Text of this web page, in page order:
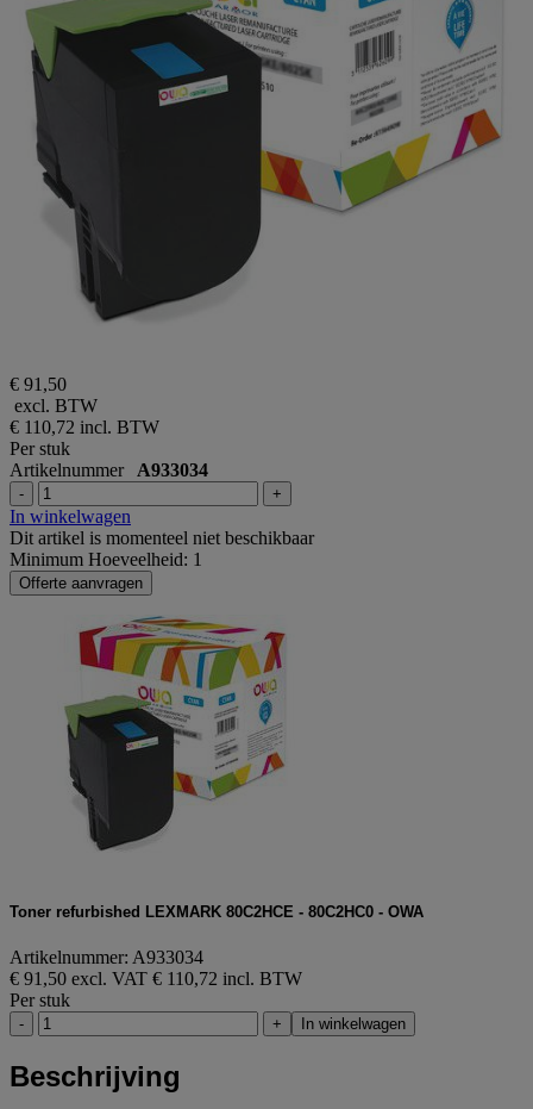
€ 91,50
excl. BTW
€ 110,72 incl. BTW
Per stuk
Artikelnummer A933034
- +
In winkelwagen
Dit artikel is momenteel niet beschikbaar
Minimum Hoeveelheid: 1
Offerte aanvragen
Toner refurbished LEXMARK 80C2HCE - 80C2HC0 - OWA
Artikelnummer: A933034
€ 91,50 excl. VAT € 110,72 incl. BTW
Per stuk
- + In winkelwagen
Beschrijving